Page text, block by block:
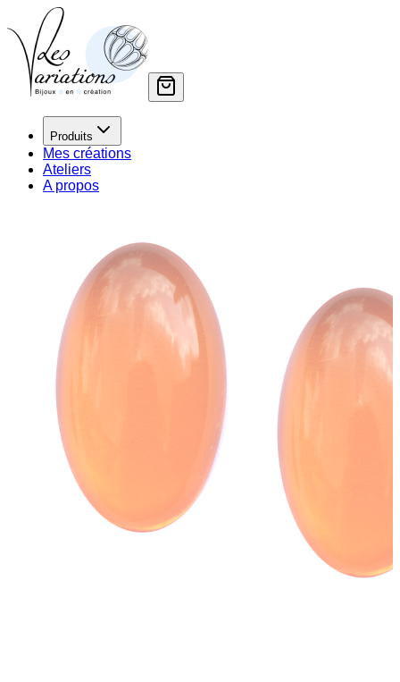
Produits
Mes créations
Ateliers
A propos